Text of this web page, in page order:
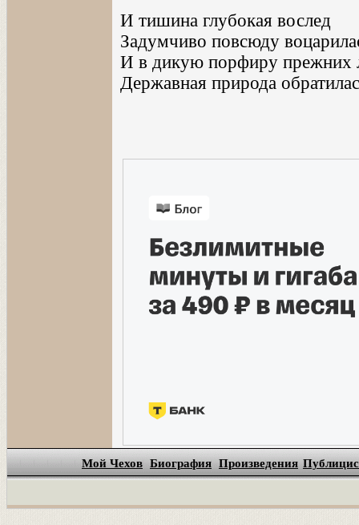
И тишина глубокая вослед
Задумчиво повсюду
И в дикую порфиру прежних
Державная природа
Мой Чехов Биография Произведения